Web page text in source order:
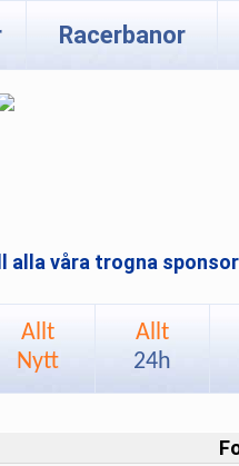
Racerbanor
alla våra trogna
Allt
Nytt
Allt
24h